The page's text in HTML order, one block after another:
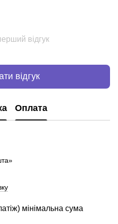
відгук
відгук
Оплата
мінімальна сума